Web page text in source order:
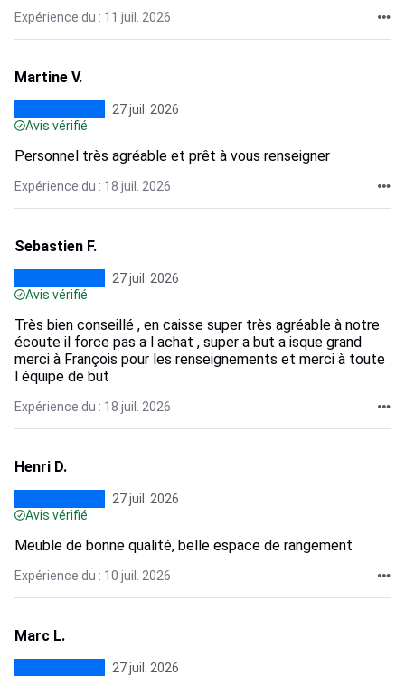
Expérience du : 11 juil. 2026
Martine V.
27 juil. 2026
Avis vérifié
Personnel très agréable et prêt à vous renseigner
Expérience du : 18 juil. 2026
Sebastien F.
27 juil. 2026
Avis vérifié
Très bien conseillé , en caisse super très agréable à notre
écoute il force pas a l achat , super a but a isque grand
merci à François pour les renseignements et merci à toute
l équipe de but
Expérience du : 18 juil. 2026
Henri D.
27 juil. 2026
Avis vérifié
Meuble de bonne qualité, belle espace de rangement
Expérience du : 10 juil. 2026
Marc L.
27 juil. 2026